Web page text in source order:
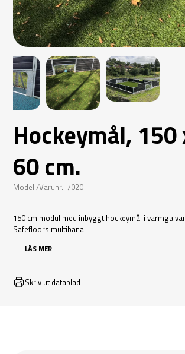
Hockeymål, 150
60 cm.
Modell/Varunr.: 7020
150 cm modul med inbyggt hockeymål i
Safefloors multibana.
LÄS MER
Skriv ut datablad